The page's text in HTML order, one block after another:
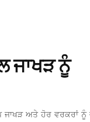
ਜਾਖੜ ਨੂੰ
ਜਾਖੜ ਅਤੇ ਹੋਰ ਵਰਕਰਾਂ ਨੂੰ